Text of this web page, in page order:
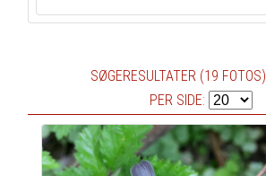
SØGERESULTATER (19 FOTOS)
PER SIDE: